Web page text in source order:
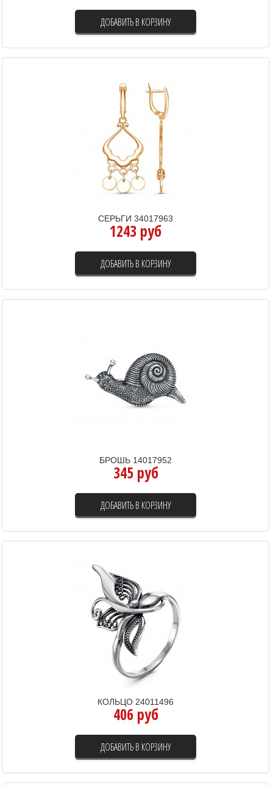
ДОБАВИТЬ В КОРЗИНУ
СЕРЬГИ 34017963
1243 руб
ДОБАВИТЬ В КОРЗИНУ
БРОШЬ 14017952
345 руб
ДОБАВИТЬ В КОРЗИНУ
КОЛЬЦО 24011496
406 руб
ДОБАВИТЬ В КОРЗИНУ